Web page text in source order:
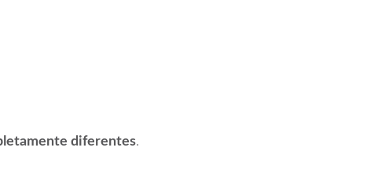
diferentes.